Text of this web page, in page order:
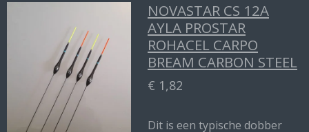
NOVASTAR CS 12A
AYLA PROSTAR
ROHACEL CARPO
BREAM CARBON STEEL
€ 1,82
Dit is een typische dobber